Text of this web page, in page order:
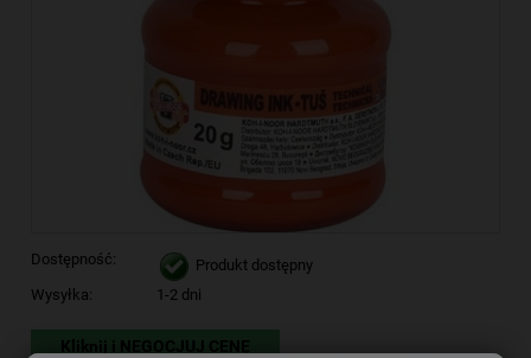
Dostępność:
Produkt dostępny
Wysyłka:
1-2 dni
Kliknij i NEGOCJUJ CENĘ